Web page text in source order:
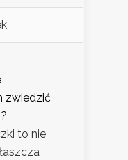
zwiedzić
to nie